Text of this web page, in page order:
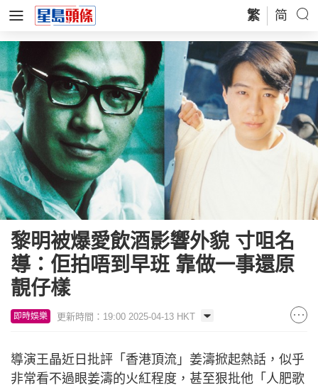
繁 简
黎明被爆愛飲酒影響外貌 寸咀名
導：佢拍唔到早班 靠做一事還原
靚仔樣
即時娛樂 更新時間：19:00 2025-04-13 HKT
導演王晶近日批評「香港頂流」姜濤掀起熱話，似乎
非常看不過眼姜濤的火紅程度，甚至狠批他「人肥歌